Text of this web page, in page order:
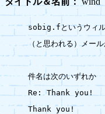
sobig.fというウィル
（と思われる）メー
件名は次のいずれか
Re: Thank you!
Thank you!